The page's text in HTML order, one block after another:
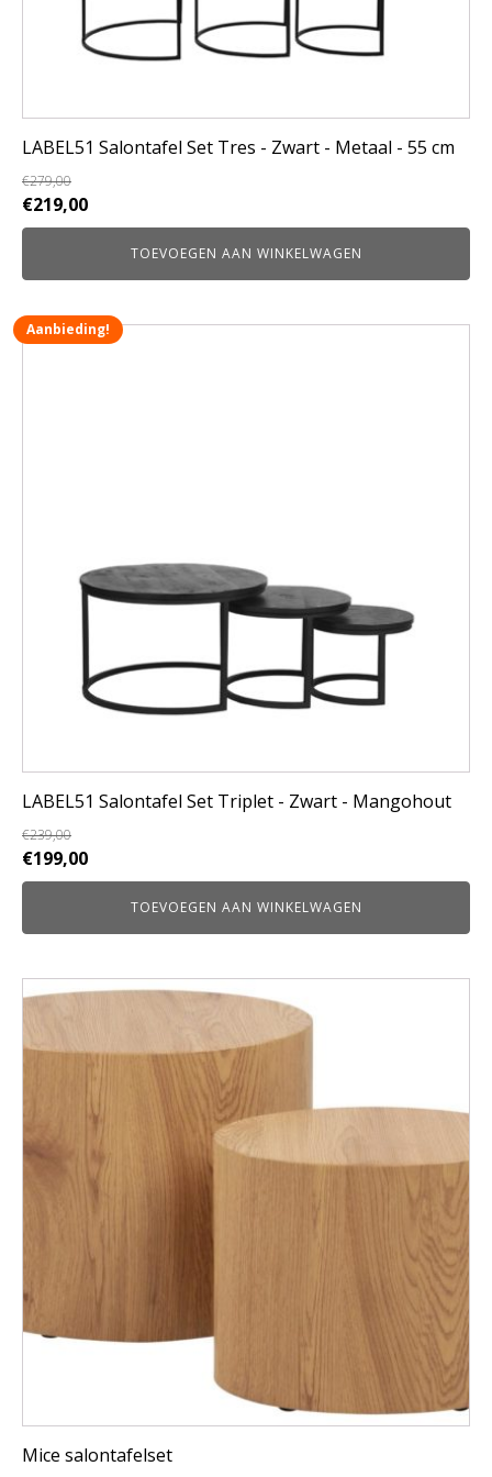
LABEL51 Salontafel Set Tres - Zwart - Metaal - 55 cm
€279,00
Oorspronkelijke
prijs
€279,00.
€219,00Huidige
prijs
€219,00.
TOEVOEGEN AAN WINKELWAGEN
Aanbieding!
LABEL51 Salontafel Set Triplet - Zwart - Mangohout
€239,00
Oorspronkelijke
prijs
€239,00.
€199,00Huidige
prijs
€199,00.
TOEVOEGEN AAN WINKELWAGEN
Mice salontafelset